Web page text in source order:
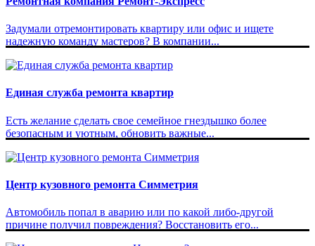
Задумали отремонтировать квартиру или офис и ищете
надежную команду мастеров? В компании...
Единая служба ремонта квартир
Есть желание сделать свое семейное гнездышко более
безопасным и уютным, обновить важные...
Центр кузовного ремонта Симметрия
Автомобиль попал в аварию или по какой либо-другой
причине получил повреждения? Восстановить его...